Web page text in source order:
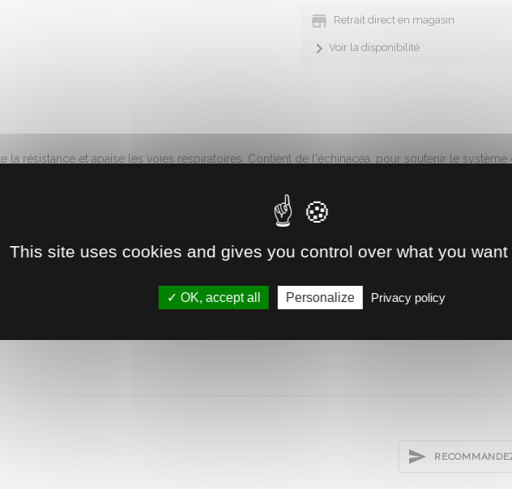
Retrait direct en magasin
Voir la disponibilité
la résistance et apaise les voies respiratoires. Contient de l'échinacéa, pour soutenir le
Complété par l'anis, qui soulage en cas de chatouillement, et par le plantain, qui adoucit la
This site uses cookies and gives you control over what you
OK, accept all Personalize Privacy policy